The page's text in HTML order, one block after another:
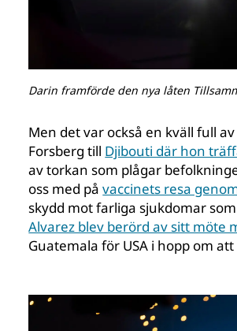
Darin framförde den nya låten
Men det var också en kväll full
Forsberg till Djibouti där hon
av torkan som plågar
oss med påvaccinets resa
skydd mot farliga sjukdomar
Alvarez blev berörd av sitt möte
Guatemala för USA i hopp om